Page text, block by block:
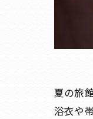
夏の旅
浴衣や